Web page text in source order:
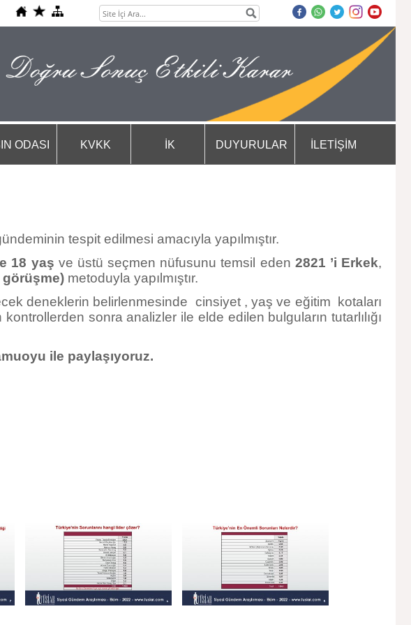
ODASI KVKK İK DUYURULAR İLETİŞİM
tespit edilmesi amacıyla yapılmıştır.
18 yaş ve üstü seçmen nüfusunu temsil eden 2821 ’i Erkek,
) metoduyla yapılmıştır.
deneklerin belirlenmesinde cinsiyet , yaş ve eğitim kotaları
sonra analizler ile elde edilen bulguların tutarlılığı
ile paylaşıyoruz.